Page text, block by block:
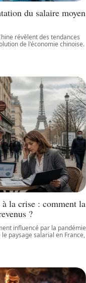
du salaire moyen
révèlent des tendances
de l'économie chinoise.
la crise : comment la
?
influencé par la pandémie
paysage salarial en France,